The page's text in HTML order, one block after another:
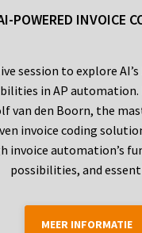
POWERED INVOICE
session to explore
in AP
van den Boorn, the
invoice coding
invoice automation’s
possibilities, and
MEER INFORMATIE